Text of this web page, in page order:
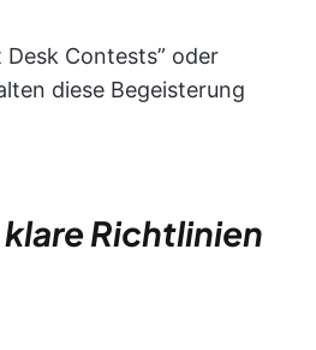
Contests” oder
diese Begeisterung
Richtlinien